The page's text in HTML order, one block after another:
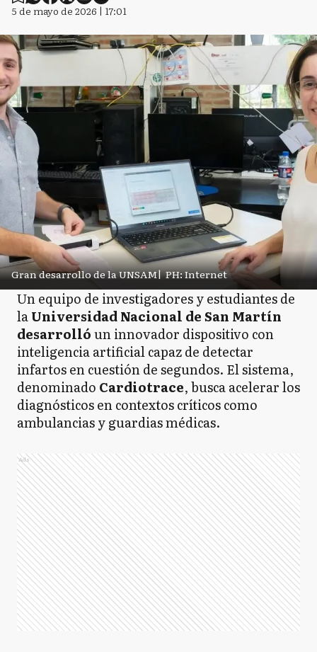
5 de mayo de 2026 | 17:01
Gran desarrollo de la UNSAM| PH: Internet
Un equipo de investigadores y estudiantes de
laUniversidad Nacional de San Martín
desarrollóun innovador dispositivo con
inteligencia artificial capaz de detectar
infartos en cuestión de segundos. El sistema,
denominado Cardiotrace, busca acelerar los
diagnósticos en contextos críticos como
ambulancias y guardias médicas.
Ads